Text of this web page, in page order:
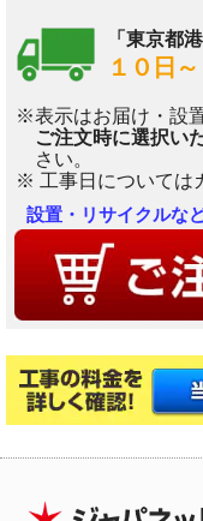
「東京都港
１０日
※表示はお届け・設
ご注文時に選択い
さい。
※ 工事日については
設置・リサイクルな